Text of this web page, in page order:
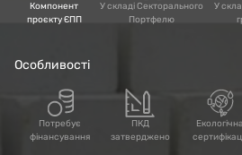
Компонент
проєкту ЄПП
У складі Секторального
Портфелю
У
Особливості
Потребує
фінансування
ПКД
затверджено
Екологічна